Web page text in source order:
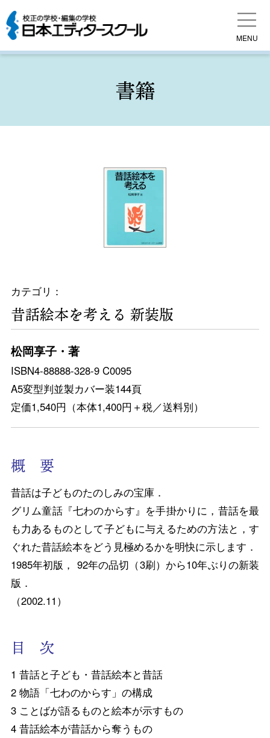
MENU
書籍
カテゴリ：
昔話絵本を考える 新装版
松岡享子・著
ISBN4-88888-328-9 C0095
A5変型判並製カバー装144頁
定価1,540円（本体1,400円＋税／送料別）
概 要
昔話は子どものたのしみの宝庫．
グリム童話『七わのからす』を手掛かりに，昔話を最
も力あるものとして子どもに与えるための方法と，す
ぐれた昔話絵本をどう見極めるかを明快に示します．
1985年初版， 92年の品切（3刷）から10年ぶりの新装
版．
（2002.11）
目 次
1 昔話と子ども・昔話絵本と昔話
2 物語「七わのからす」の構成
3 ことばが語るものと絵本が示すもの
4 昔話絵本が昔話から奪うもの